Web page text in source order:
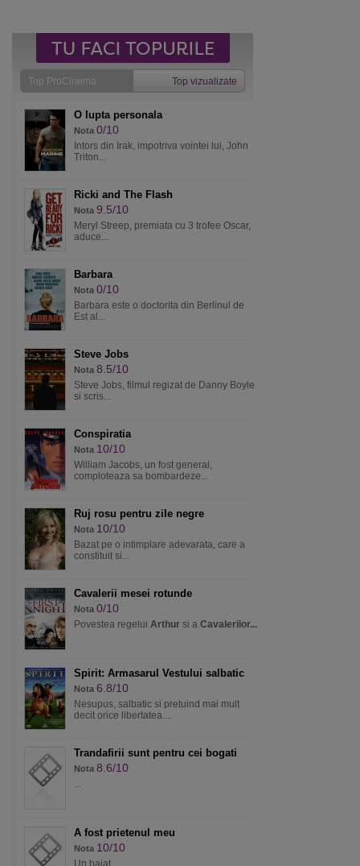
Top ProCinema Top vizualizate
O lupta personala
Nota 0/10
Intors din Irak, impotriva vointei lui, John
Triton...
Ricki and The Flash
Nota 9.5/10
Meryl Streep, premiata cu 3 trofee Oscar,
aduce...
Barbara
Nota 0/10
Barbara este o doctorita din Berlinul de
Est al...
Steve Jobs
Nota 8.5/10
Steve Jobs, filmul regizat de Danny Boyle
si scris...
Conspiratia
Nota 10/10
William Jacobs, un fost general,
comploteaza sa bombardeze...
Ruj rosu pentru zile negre
Nota 10/10
Bazat pe o intimplare adevarata, care a
constituit si...
Cavalerii mesei rotunde
Nota 0/10
Povestea regelui Arthur si a Cavalerilor...
Spirit: Armasarul Vestului salbatic
Nota 6.8/10
Nesupus, salbatic si pretuind mai mult
decit orice libertatea....
Trandafirii sunt pentru cei bogati
Nota 8.6/10
...
A fost prietenul meu
Nota 10/10
Un baiat...